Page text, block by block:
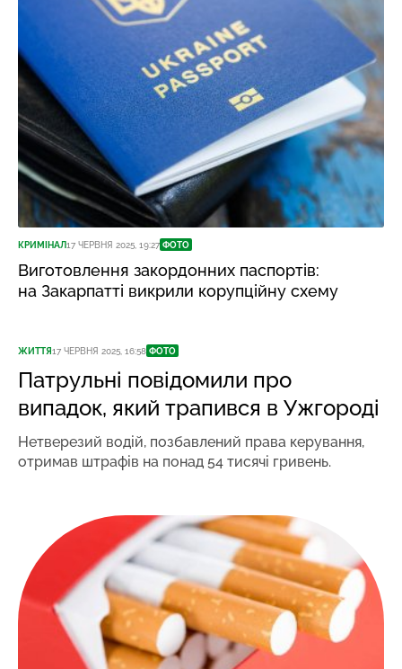
КРИМІНАЛ17 ЧЕРВНЯ 2025, 19:27 ФОТО
Виготовлення закордонних паспортів:
на Закарпатті викрили корупційну схему
ЖИТТЯ17 ЧЕРВНЯ 2025, 16:58 ФОТО
Патрульні повідомили про
випадок, який трапився в Ужгороді
Нетверезий водій, позбавлений права керування,
отримав штрафів на понад 54 тисячі гривень.